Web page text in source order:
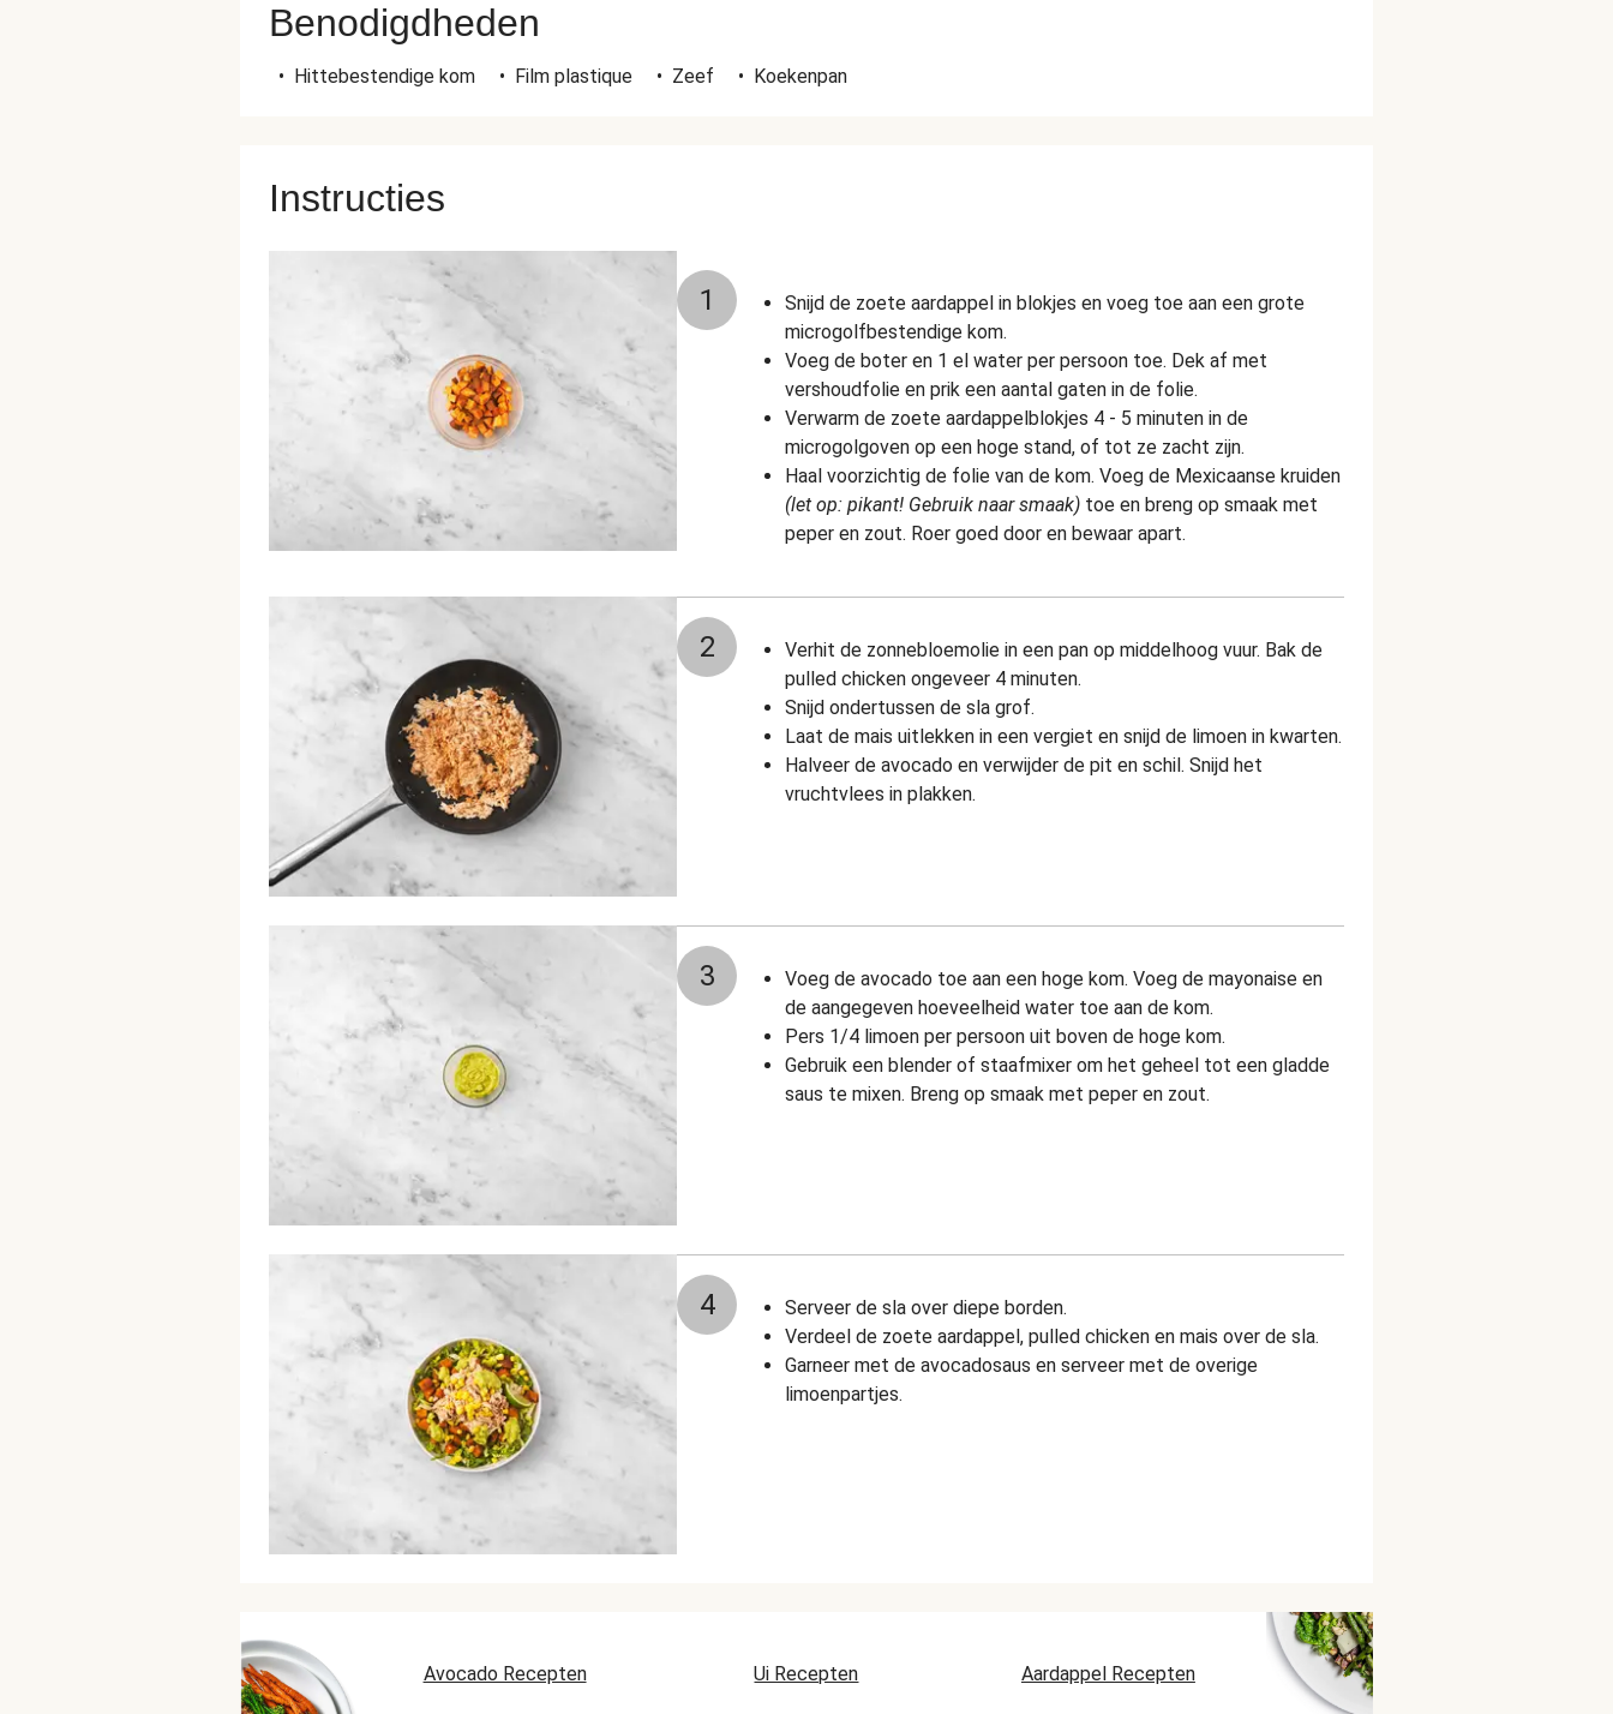
Benodigdheden
• Hittebestendige kom • Film plastique • Zeef • Koekenpan
Instructies
1
Snijd de zoete aardappel in blokjes en voeg toe aan een grote
microgolfbestendige kom.
Voeg de boter en 1 el water per persoon toe. Dek af met
vershoudfolie en prik een aantal gaten in de folie.
Verwarm de zoete aardappelblokjes 4 - 5 minuten in de
microgolgoven op een hoge stand, of tot ze zacht zijn.
Haal voorzichtig de folie van de kom. Voeg de Mexicaanse kruiden
(let op: pikant! Gebruik naar smaak) toe en breng op smaak met
peper en zout. Roer goed door en bewaar apart.
2
Verhit de zonnebloemolie in een pan op middelhoog vuur. Bak de
pulled chicken ongeveer 4 minuten.
Snijd ondertussen de sla grof.
Laat de mais uitlekken in een vergiet en snijd de limoen in kwarten.
Halveer de avocado en verwijder de pit en schil. Snijd het
vruchtvlees in plakken.
3
Voeg de avocado toe aan een hoge kom. Voeg de mayonaise en
de aangegeven hoeveelheid water toe aan de kom.
Pers 1/4 limoen per persoon uit boven de hoge kom.
Gebruik een blender of staafmixer om het geheel tot een gladde
saus te mixen. Breng op smaak met peper en zout.
4
Serveer de sla over diepe borden.
Verdeel de zoete aardappel, pulled chicken en mais over de sla.
Garneer met de avocadosaus en serveer met de overige
limoenpartjes.
Avocado Recepten Ui Recepten Aardappel Recepten